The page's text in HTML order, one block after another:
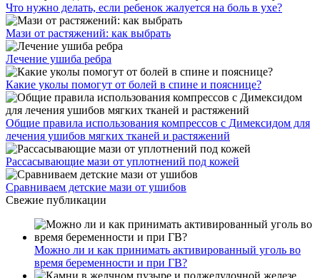
Что нужно делать, если ребенок жалуется на боль в ухе?
Мази от растяжений: как выбрать
Лечение ушиба ребра
Какие уколы помогут от болей в спине и пояснице?
Общие правила использования компрессов с Димексидом для
лечения ушибов мягких тканей и растяжений
Рассасывающие мази от уплотнений под кожей
Сравниваем детские мази от ушибов
Свежие публикации
Можно ли и как принимать активированный уголь во
время беременности и при ГВ?